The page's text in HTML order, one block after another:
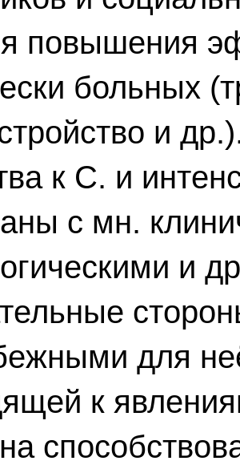
повышения
больных
и
к С. и
с мн.
и
для
к